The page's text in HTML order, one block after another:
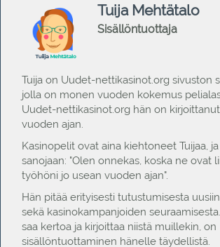
Tuija Mehtätalo
Sisällöntuottaja
Tuija on Uudet-nettikasinot.org sivuston
jolla on monen vuoden kokemus
Uudet-nettikasinot.org hän on
vuoden ajan.
Kasinopelit ovat aina kiehtoneet Tuijaa,
sanojaan: "Olen onnekas, koska ne ovat
työhöni jo usean vuoden ajan".
Hän pitää erityisesti tutustumisesta
sekä kasinokampanjoiden
saa kertoa ja kirjoittaa niistä muillekin, on
sisällöntuottaminen hänelle täydellistä.